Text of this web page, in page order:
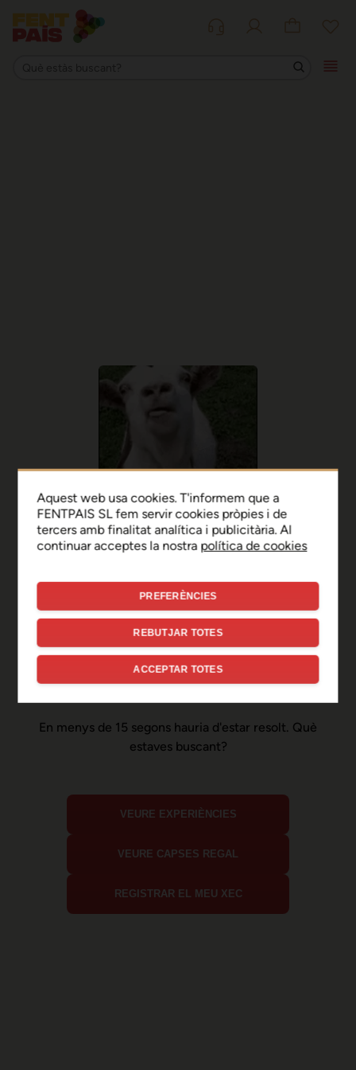
Ep, disculpa!
Sembla que hi ha hagut un
error de connexió temporal
En menys de 15 segons hauria d'estar resolt. Què
estaves buscant?
VEURE EXPERIÈNCIES
VEURE CAPSES REGAL
REGISTRAR EL MEU XEC
Aquest web usa cookies. T'informem que a
FENTPAIS SL fem servir cookies pròpies i de
tercers amb finalitat analítica i publicitària. Al
continuar acceptes la nostra política de cookies
PREFERÈNCIES
REBUTJAR TOTES
ACCEPTAR TOTES